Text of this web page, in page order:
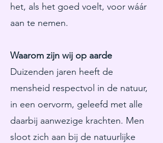
het, als het goed voelt, voor wáár
aan te nemen.
Waarom zijn wij op aarde
Duizenden jaren heeft de
mensheid respectvol in de natuur,
in een oervorm, geleefd met alle
daarbij aanwezige krachten. Men
sloot zich aan bij de natuurlijke